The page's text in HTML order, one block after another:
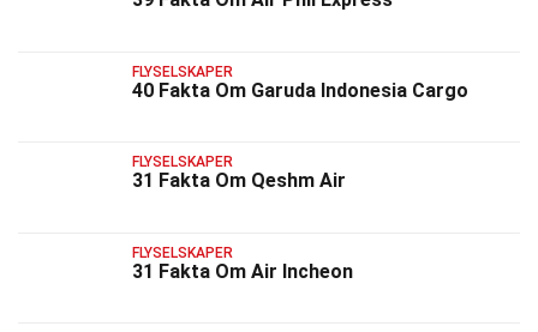
FLYSELSKAPER
40 Fakta Om Garuda Indonesia Cargo
FLYSELSKAPER
31 Fakta Om Qeshm Air
FLYSELSKAPER
31 Fakta Om Air Incheon